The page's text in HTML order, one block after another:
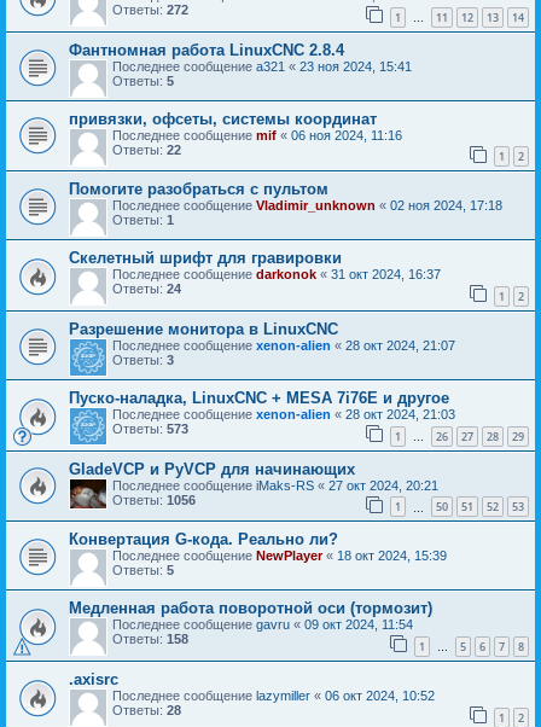
Ответы: 272 1 … 11 12 13 14
Фантномная работа LinuxCNC 2.8.4
Последнее сообщение a321 « 23 ноя 2024, 15:41
Ответы: 5
привязки, офсеты, системы координат
Последнее сообщение mif « 06 ноя 2024, 11:16
Ответы: 22 1 2
Помогите разобраться с пультом
Последнее сообщение Vladimir_unknown « 02 ноя 2024, 17:18
Ответы: 1
Скелетный шрифт для гравировки
Последнее сообщение darkonok « 31 окт 2024, 16:37
Ответы: 24 1 2
Разрешение монитора в LinuxCNC
Последнее сообщение xenon-alien « 28 окт 2024, 21:07
Ответы: 3
Пуско-наладка, LinuxCNC + MESA 7i76E и другое
Последнее сообщение xenon-alien « 28 окт 2024, 21:03
Ответы: 573 1 … 26 27 28 29
GladeVCP и PyVCP для начинающих
Последнее сообщение iMaks-RS « 27 окт 2024, 20:21
Ответы: 1056 1 50 51 52 53
Конвертация G-кода. Реально ли?
Последнее сообщение NewPlayer« 18 окт 2024, 15:39
Ответы: 5
Медленная работа поворотной оси (тормозит)
Последнее сообщение gavru « 09 окт 2024, 11:54
Ответы: 158 1 … 5 6 7 8
.axisrc
Последнее сообщение lazymiller « 06 окт 2024, 10:52
Ответы: 28 1 2